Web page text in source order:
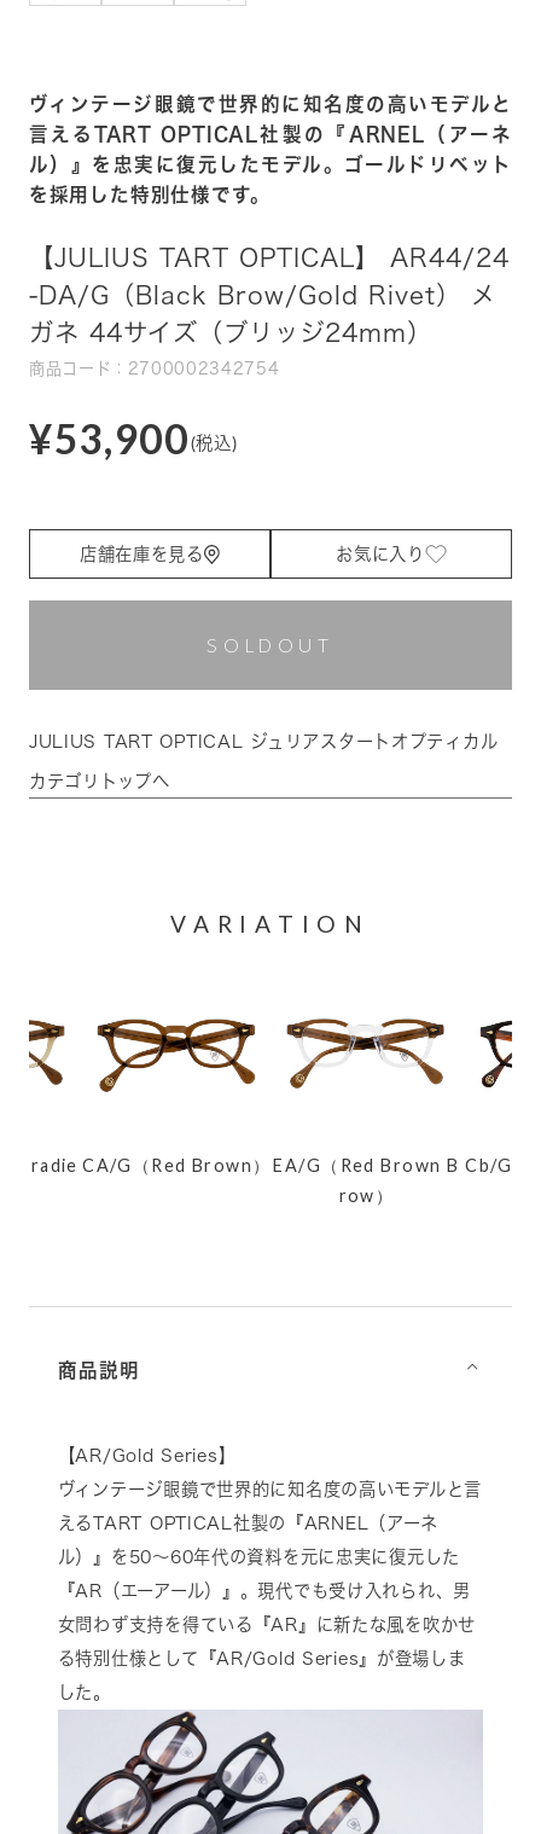
ヴィンテージ眼鏡で世界的に知名度の高いモデルと
言えるTART OPTICAL社製の『ARNEL（アーネ
ル）』を忠実に復元したモデル。ゴールドリベット
を採用した特別仕様です。
【JULIUS TART OPTICAL】 AR44/24
-DA/G（Black Brow/Gold Rivet） メ
ガネ 44サイズ（ブリッジ24mm）
商品コード：2700002342754
¥53,900 (税込)
店舗在庫を見る お気に入り
SOLDOUT
JULIUS TART OPTICAL ジュリアスタートオプティカル
カテゴリトップへ
VARIATION
Gradie CA/G（Red Brown）
EA/G（Red Brown B
row）
Cb/G（
商品説明 ⌵
【AR/Gold Series】
ヴィンテージ眼鏡で世界的に知名度の高いモデルと言
えるTART OPTICAL社製の『ARNEL（アーネ
ル）』を50～60年代の資料を元に忠実に復元した
『AR（エーアール）』。現代でも受け入れられ、男
女問わず支持を得ている『AR』に新たな風を吹かせ
る特別仕様として『AR/Gold Series』が登場しま
した。